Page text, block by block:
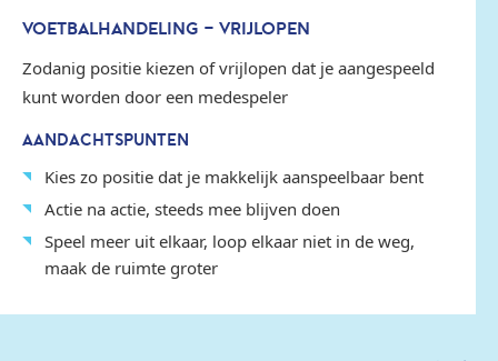
VOETBALHANDELING - VRIJLOPEN
Zodanig positie kiezen of vrijlopen dat je aangespeeld
kunt worden door een medespeler
AANDACHTSPUNTEN
Kies zo positie dat je makkelijk aanspeelbaar bent
Actie na actie, steeds mee blijven doen
Speel meer uit elkaar, loop elkaar niet in de weg,
maak de ruimte groter